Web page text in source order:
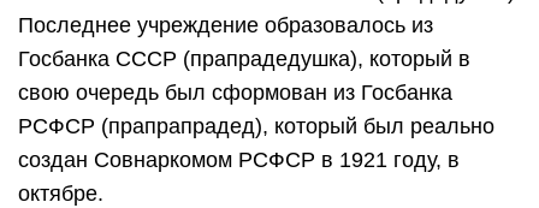
Последнее учреждение образовалось из
Госбанка СССР (прапрадедушка), который в
свою очередь был сформован из Госбанка
РСФСР (прапрапрадед), который был реально
создан Совнаркомом РСФСР в 1921 году, в
октябре.